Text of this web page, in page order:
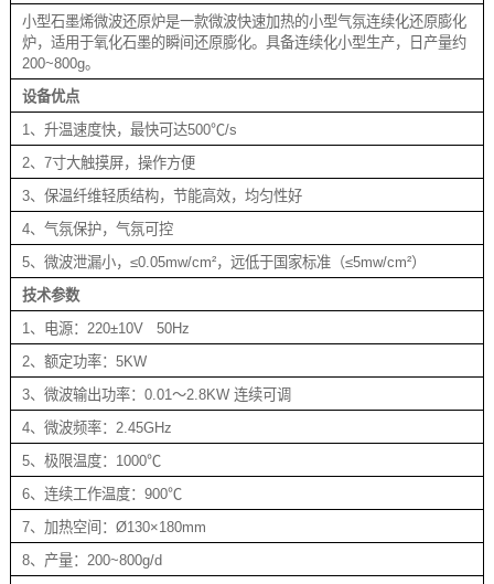
小型石墨烯微波还原炉是一款微波快速加热的小型气氛连续化还原膨化
炉，适用于氧化石墨的瞬间还原膨化。具备连续化小型生产，日产量约
200~800g。
设备优点
1、升温速度快，最快可达500℃/s
2、7寸大触摸屏，操作方便
3、保温纤维轻质结构，节能高效，均匀性好
4、气氛保护，气氛可控
5、微波泄漏小，≤0.05mw/cm²，远低于国家标准（≤5mw/cm²）
技术参数
1、电源：220±10V 50Hz
2、额定功率：5KW
3、微波输出功率：0.01～2.8KW 连续可调
4、微波频率：2.45GHz
5、极限温度：1000℃
6、连续工作温度：900℃
7、加热空间：Ø130×180mm
8、产量：200~800g/d